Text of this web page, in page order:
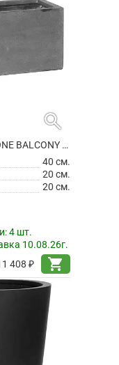
search
КАШПО FIBERSTONE BALCONY XS GREY
40 см.
20 см.
20 см.
4 шт.
10.08.26г.
408 ₽
shopping_cart